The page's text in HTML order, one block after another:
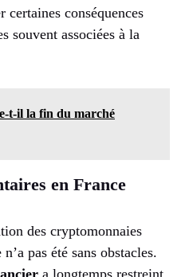
certaines conséquences
souvent associées à la
t-il la fin du marché
en France
des cryptomonnaies
pas été sans obstacles.
a longtemps restreint